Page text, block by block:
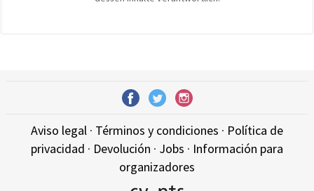
Aviso legal · Términos y condiciones · Política de
privacidad · Devolución · Jobs · Información para
organizadores